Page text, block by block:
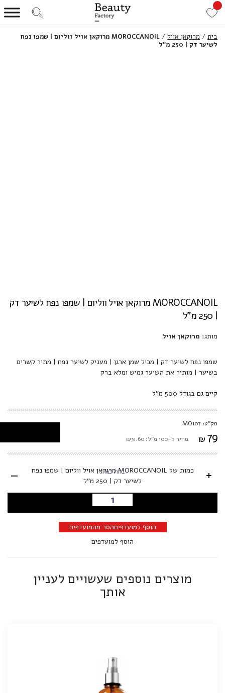
בית / מרוקאן אויל /
MOROCCANOIL מרוקאן אויל ווליום | שמפו נפח
לשיער דק | 250 מ”ל
MOROCCANOIL מרוקאן אויל ווליום | שמפו נפח לשיער דק
| 250 מ"ל
מותג: מרוקאן אויל
שמפו נפח לשיער דק | מכיל שמן ארגן | מעניק לשיער נפח | מתיר קשרים
בשיער | מותיר את השיער גמיש ומלא ברק
קיים גם בגודל 500 מ"ל
מק"ט: MO107
₪ 79 מחיר ל-100 מ"ל: ₪31.60
+
כמות של MOROCCANOIL מרוקאן אויל ווליום | שמפו נפח
לשיער דק | 250 מ"ל
בחרו כמות -
הוספה לסל
הוסף למועדפיםהסר מהמועדפים
הוסף למועדפים
מוצרים נוספים שעשויים לעניין
אותך